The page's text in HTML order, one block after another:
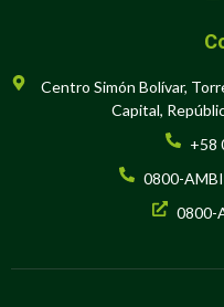
Centro Simón Bolívar,
Capital,
+58
0800-
0800-